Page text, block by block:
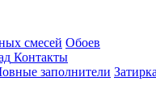
смесей Обоев
Контакты
заполнители